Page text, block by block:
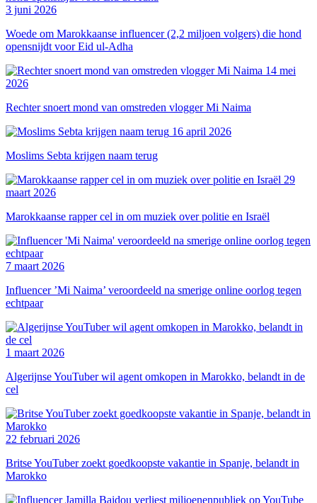
3 juni 2026
Woede om Marokkaanse influencer (2,2 miljoen volgers) die hond
opensnijdt voor Eid ul-Adha
14 mei
2026
Rechter snoert mond van omstreden vlogger Mi Naima
16 april 2026
Moslims Sebta krijgen naam terug
29
maart 2026
Marokkaanse rapper cel in om muziek over politie en Israël
7 maart 2026
Influencer ’Mi Naima’ veroordeeld na smerige online oorlog tegen
echtpaar
1 maart 2026
Algerijnse YouTuber wil agent omkopen in Marokko, belandt in de
cel
22 februari 2026
Britse YouTuber zoekt goedkoopste vakantie in Spanje, belandt in
Marokko